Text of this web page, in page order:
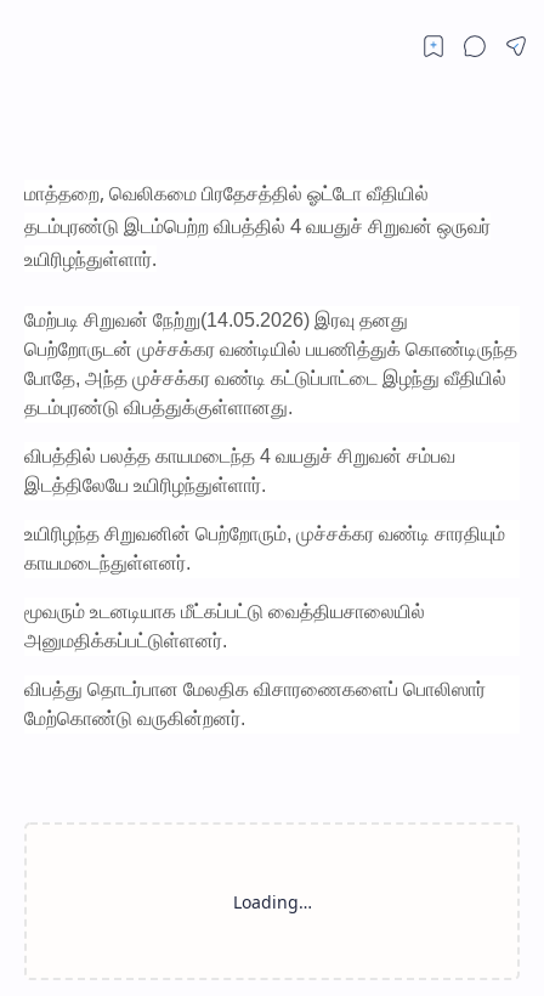
மாத்தறை, வெலிகமை பிரதேசத்தில் ஓட்டோ வீதியில்
தடம்புரண்டு இடம்பெற்ற விபத்தில் 4 வயதுச் சிறுவன் ஒருவர்
உயிரிழந்துள்ளார்.
மேற்படி சிறுவன் நேற்று(14.05.2026) இரவு தனது
பெற்றோருடன் முச்சக்கர வண்டியில் பயணித்துக் கொண்டிருந்த
போதே, அந்த முச்சக்கர வண்டி கட்டுப்பாட்டை இழந்து வீதியில்
தடம்புரண்டு விபத்துக்குள்ளானது.
விபத்தில் பலத்த காயமடைந்த 4 வயதுச் சிறுவன் சம்பவ
இடத்திலேயே உயிரிழந்துள்ளார்.
உயிரிழந்த சிறுவனின் பெற்றோரும், முச்சக்கர வண்டி சாரதியும்
காயமடைந்துள்ளனர்.
மூவரும் உடனடியாக மீட்கப்பட்டு வைத்தியசாலையில்
அனுமதிக்கப்பட்டுள்ளனர்.
விபத்து தொடர்பான மேலதிக விசாரணைகளைப் பொலிஸார்
மேற்கொண்டு வருகின்றனர்.